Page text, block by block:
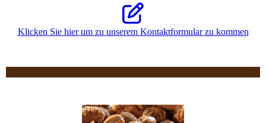
Klicken Sie hier um zu unserem Kon­takt­for­mu­lar zu kommen